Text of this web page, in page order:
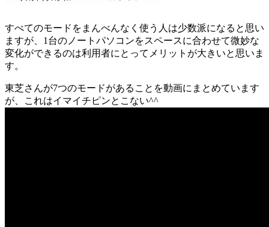
すべてのモードをまんべんなく使う人は少数派になると思い
ますが、1台のノートパソコンをスペースに合わせて微妙な
変化ができるのは利用者にとってメリットが大きいと思いま
す。
東芝さんが7つのモードがあることを動画にまとめています
が、これはイマイチピンとこない^^